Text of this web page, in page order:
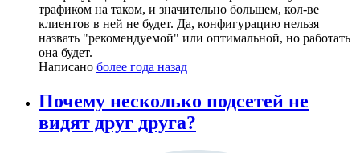
трафиком на таком, и значительно большем, кол-ве
клиентов в ней не будет. Да, конфигурацию нельзя
назвать "рекомендуемой" или оптимальной, но работать
она будет.
Написано более года назад
Почему несколько подсетей не
видят друг друга?